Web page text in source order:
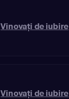
Vinovaţi de iubire
Vinovaţi de iubire